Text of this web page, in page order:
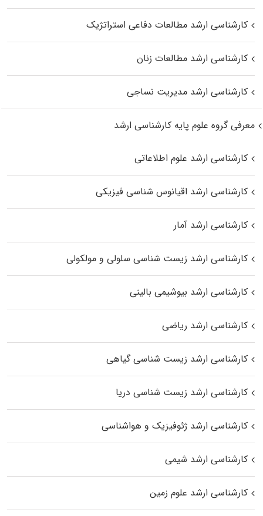
کارشناسی ارشد مطالعات دفاعی استراتژیک
کارشناسی ارشد مطالعات زنان
کارشناسی ارشد مدیریت نساجی
معرفی گروه علوم پایه کارشناسی ارشد
کارشناسی ارشد علوم اطلاعاتی
کارشناسی ارشد اقیانوس‌ شناسی فیزیکی
کارشناسی ارشد آمار
کارشناسی ارشد زیست شناسی سلولی و مولکولی
کارشناسی ارشد بیوشیمی بالینی
کارشناسی ارشد ریاضی
کارشناسی ارشد زیست‌ شناسی گیاهی
کارشناسی ارشد زیست‌ شناسی دریا
کارشناسی ارشد ژئوفیزیک و هواشناسی
کارشناسی ارشد شیمی
کارشناسی ارشد علوم زمین